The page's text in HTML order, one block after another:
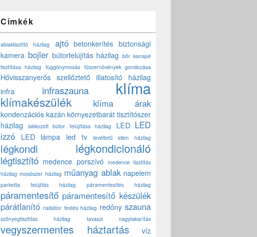
Címkék
ablaktisztító házilag ajtó betonkerítés biztonsági
kamera bojler bútorfelújítás házilag bőr kanapé
tisztítása házilag függönymosás fűszernövények gondozása
Hővisszanyerős szellőztető illatosító házilag
infra
infraszauna klíma
klímakészülék klíma árak
kondenzációs kazán környezetbarát tisztítószer
házilag
lakkozott bútor felújítása házilag LED LED
izzó
LED lámpa led tv levéltetű ellen házilag
légkondi légkondicionáló
légtisztító medence porszívó medence tisztítás
házilag mosószer házilag műanyag ablak napelem
parketta felújítás házilag páramentesítés házilag
páramentesítő páramentesítő készülék
párátlanító radiátor festés házilag redőny szauna
szőnyegtisztítás házilag tavaszi nagytakarítás
vegyszermentes háztartás víz